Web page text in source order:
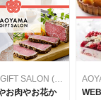
AOYAMA GIFT SALON (アオヤマギフトサロン)
お肉やお花か